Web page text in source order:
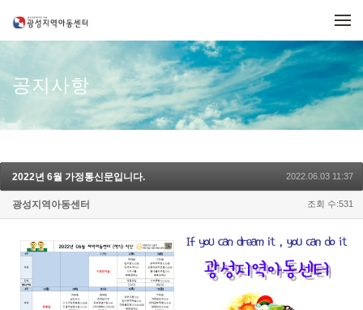
공지사항
2022년 6월 가정통신문입니다. 2022.06.03 11:37
광성지역아동센터 조회 수:531